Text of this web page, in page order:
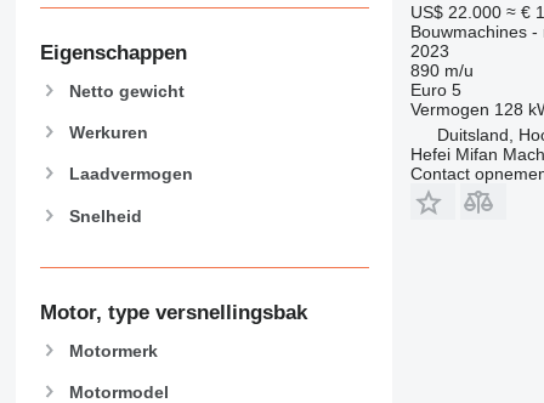
Eigenschappen
Netto gewicht
Werkuren
Laadvermogen
Snelheid
Motor, type versnellingsbak
Motormerk
Motormodel
US$ 22.000 ≈ €
Bouwmachines
2023
890 m/u
Euro 5
Vermogen 128
Duitsland,
Hefei Mifan
Contact